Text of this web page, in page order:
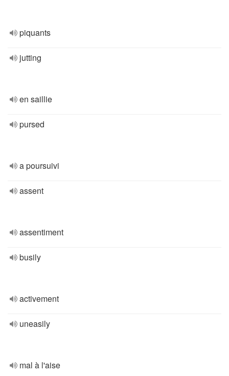
piquants
jutting
en saillie
pursed
a poursuivi
assent
assentiment
busily
activement
uneasily
mal à l'aise